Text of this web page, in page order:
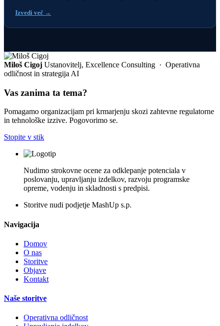
Izvedi več →
Miloš Cigoj Ustanovitelj, Excellence Consulting · Operativna
odličnost in strategija AI
Vas zanima ta tema?
Pomagamo organizacijam pri krmarjenju skozi zahtevne regulatorne
in tehnološke izzive. Pogovorimo se.
Stopite v stik
Nudimo strokovne ocene za odklepanje potenciala v
poslovanju, upravljanju izdelkov, razvoju programske
opreme, vodenju in skladnosti s predpisi.
Storitve nudi podjetje MashUp s.p.
Navigacija
Domov
O nas
Storitve
Objave
Kontakt
Naše storitve
Operativna odličnost